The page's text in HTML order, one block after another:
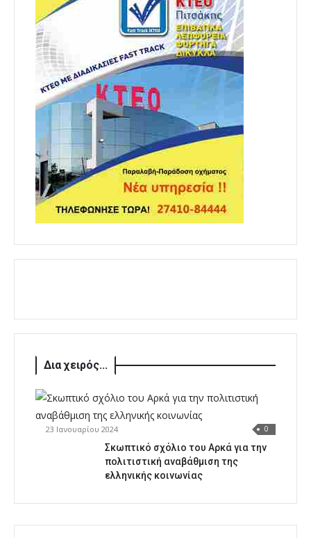
Δια χειρός...
23 Ιανουαρίου 2024 0
Σκωπτικό σχόλιο του Αρκά για την
πολιτιστική αναβάθμιση της
ελληνικής κοινωνίας